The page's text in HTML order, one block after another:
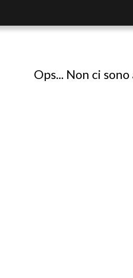
Ops... Non ci